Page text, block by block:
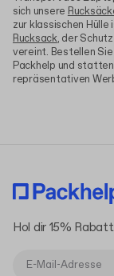
sich unsere
zur klassischen Hülle
Rucksack, der
vereint. Bestellen
Packhelp und
repräsentativen
Hol dir 15%